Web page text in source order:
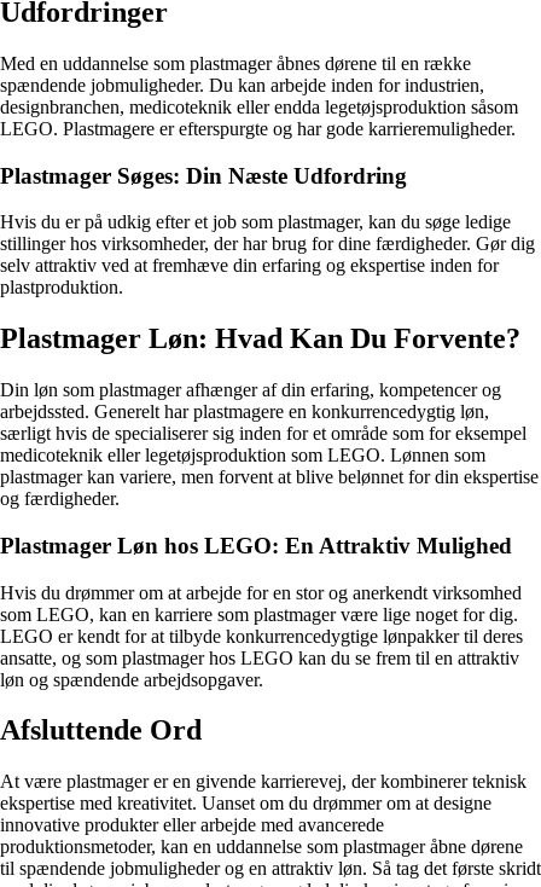
Udfordringer
Med en uddannelse som plastmager åbnes dørene til en række
spændende jobmuligheder. Du kan arbejde inden for industrien,
designbranchen, medicoteknik eller endda legetøjsproduktion såsom
LEGO. Plastmagere er efterspurgte og har gode karrieremuligheder.
Plastmager Søges: Din Næste Udfordring
Hvis du er på udkig efter et job som plastmager, kan du søge ledige
stillinger hos virksomheder, der har brug for dine færdigheder. Gør dig
selv attraktiv ved at fremhæve din erfaring og ekspertise inden for
plastproduktion.
Plastmager Løn: Hvad Kan Du Forvente?
Din løn som plastmager afhænger af din erfaring, kompetencer og
arbejdssted. Generelt har plastmagere en konkurrencedygtig løn,
særligt hvis de specialiserer sig inden for et område som for eksempel
medicoteknik eller legetøjsproduktion som LEGO. Lønnen som
plastmager kan variere, men forvent at blive belønnet for din ekspertise
og færdigheder.
Plastmager Løn hos LEGO: En Attraktiv Mulighed
Hvis du drømmer om at arbejde for en stor og anerkendt virksomhed
som LEGO, kan en karriere som plastmager være lige noget for dig.
LEGO er kendt for at tilbyde konkurrencedygtige lønpakker til deres
ansatte, og som plastmager hos LEGO kan du se frem til en attraktiv
løn og spændende arbejdsopgaver.
Afsluttende Ord
At være plastmager er en givende karrierevej, der kombinerer teknisk
ekspertise med kreativitet. Uanset om du drømmer om at designe
innovative produkter eller arbejde med avancerede
produktionsmetoder, kan en uddannelse som plastmager åbne dørene
til spændende jobmuligheder og en attraktiv løn. Så tag det første skridt